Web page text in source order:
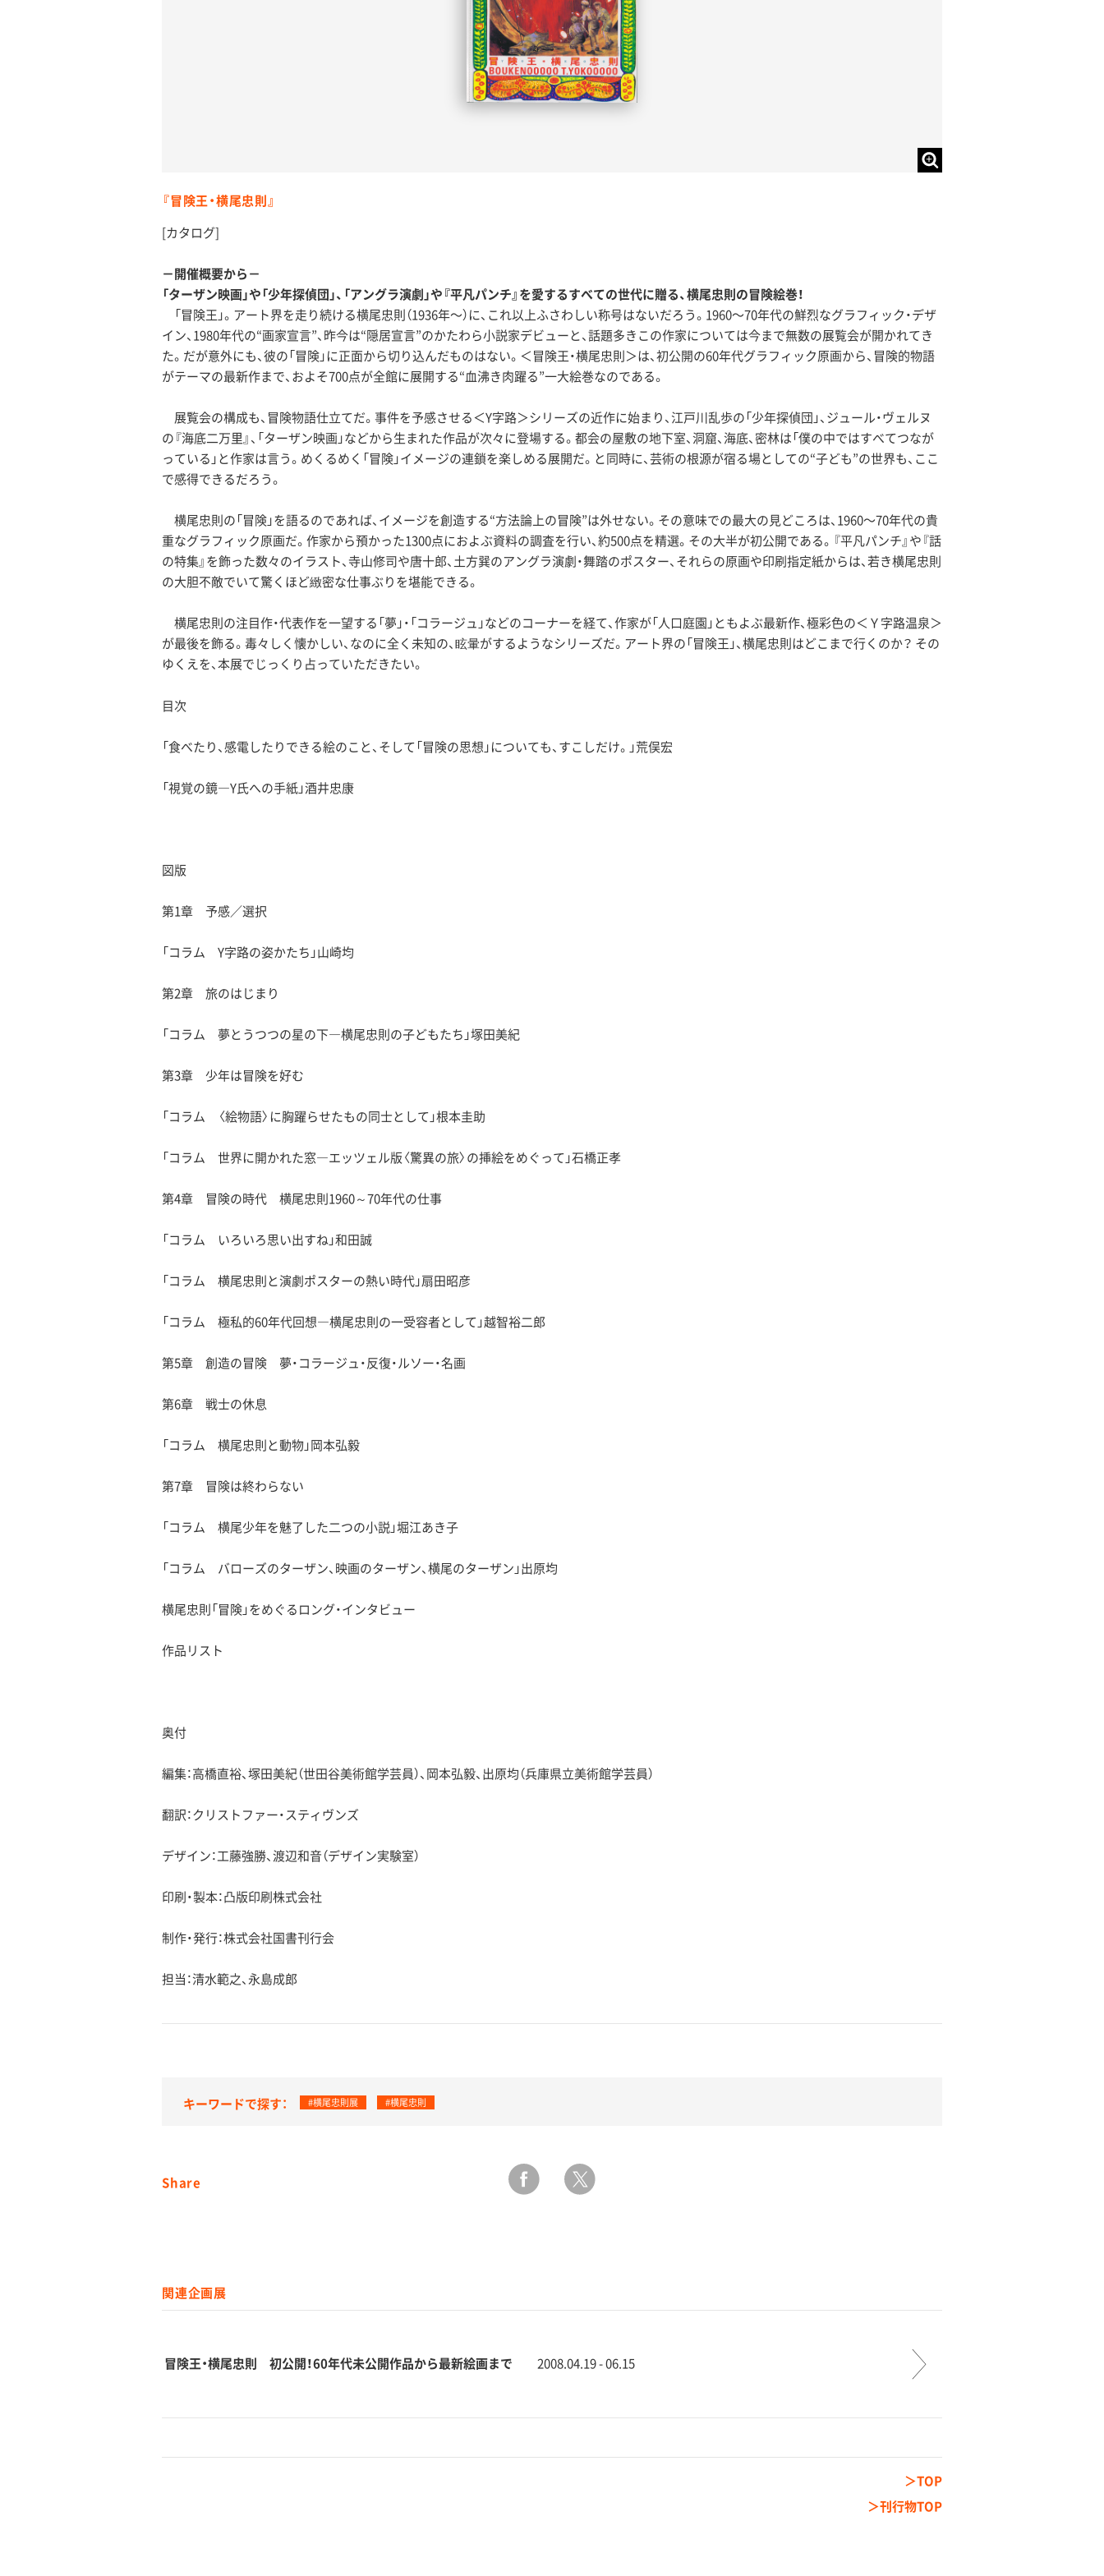
『冒険王・横尾忠則』
[カタログ]
－開催概要から－
「ターザン映画」や「少年探偵団」、「アングラ演劇」や『平凡パンチ』を愛するすべての世代に贈る、横尾忠則の冒険絵巻！
「冒険王」。アート界を走り続ける横尾忠則（1936年〜）に、これ以上ふさわしい称号はないだろう。1960〜70年代の鮮烈なグラフィック・デザ
イン、1980年代の“画家宣言”、昨今は“隠居宣言”のかたわら小説家デビューと、話題多きこの作家については今まで無数の展覧会が開かれてき
た。だが意外にも、彼の「冒険」に正面から切り込んだものはない。＜冒険王・横尾忠則＞は、初公開の60年代グラフィック原画から、冒険的物語
がテーマの最新作まで、およそ700点が全館に展開する“血沸き肉躍る”一大絵巻なのである。
展覧会の構成も、冒険物語仕立てだ。事件を予感させる＜Y字路＞シリーズの近作に始まり、江戸川乱歩の「少年探偵団」、ジュール・ヴェルヌ
の『海底二万里』、「ターザン映画」などから生まれた作品が次々に登場する。都会の屋敷の地下室、洞窟、海底、密林は「僕の中ではすべてつなが
っている」と作家は言う。めくるめく「冒険」イメージの連鎖を楽しめる展開だ。と同時に、芸術の根源が宿る場としての“子ども”の世界も、ここ
で感得できるだろう。
横尾忠則の「冒険」を語るのであれば、イメージを創造する“方法論上の冒険”は外せない。その意味での最大の見どころは、1960〜70年代の貴
重なグラフィック原画だ。作家から預かった1300点におよぶ資料の調査を行い、約500点を精選。その大半が初公開である。『平凡パンチ』や『話
の特集』を飾った数々のイラスト、寺山修司や唐十郎、土方巽のアングラ演劇・舞踏のポスター、それらの原画や印刷指定紙からは、若き横尾忠則
の大胆不敵でいて驚くほど緻密な仕事ぶりを堪能できる。
横尾忠則の注目作・代表作を一望する「夢」・「コラージュ」などのコーナーを経て、作家が「人口庭園」ともよぶ最新作、極彩色の＜Ｙ字路温泉＞
が最後を飾る。毒々しく懐かしい、なのに全く未知の、眩暈がするようなシリーズだ。アート界の「冒険王」、横尾忠則はどこまで行くのか？ その
ゆくえを、本展でじっくり占っていただきたい。
目次
「食べたり、感電したりできる絵のこと、そして「冒険の思想」についても、すこしだけ。」荒俣宏
「視覚の鏡―Y氏への手紙」酒井忠康
図版
第1章 予感／選択
「コラム Y字路の姿かたち」山崎均
第2章 旅のはじまり
「コラム 夢とうつつの星の下―横尾忠則の子どもたち」塚田美紀
第3章 少年は冒険を好む
「コラム 〈絵物語〉に胸躍らせたもの同士として」根本圭助
「コラム 世界に開かれた窓―エッツェル版〈驚異の旅〉の挿絵をめぐって」石橋正孝
第4章 冒険の時代 横尾忠則1960～70年代の仕事
「コラム いろいろ思い出すね」和田誠
「コラム 横尾忠則と演劇ポスターの熱い時代」扇田昭彦
「コラム 極私的60年代回想―横尾忠則の一受容者として」越智裕二郎
第5章 創造の冒険 夢・コラージュ・反復・ルソー・名画
第6章 戦士の休息
「コラム 横尾忠則と動物」岡本弘毅
第7章 冒険は終わらない
「コラム 横尾少年を魅了した二つの小説」堀江あき子
「コラム バローズのターザン、映画のターザン、横尾のターザン」出原均
横尾忠則「冒険」をめぐるロング・インタビュー
作品リスト
奥付
編集：高橋直裕、塚田美紀（世田谷美術館学芸員）、岡本弘毅、出原均（兵庫県立美術館学芸員）
翻訳：クリストファー・スティヴンズ
デザイン：工藤強勝、渡辺和音（デザイン実験室）
印刷・製本：凸版印刷株式会社
制作・発行：株式会社国書刊行会
担当：清水範之、永島成郎
キーワードで探す： #横尾忠則展 #横尾忠則
Share
関連企画展
冒険王・横尾忠則 初公開！60年代未公開作品から最新絵画まで 2008.04.19 - 06.15
TOP
刊行物TOP